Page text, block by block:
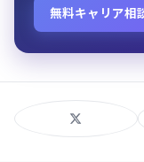
無料キャリア相